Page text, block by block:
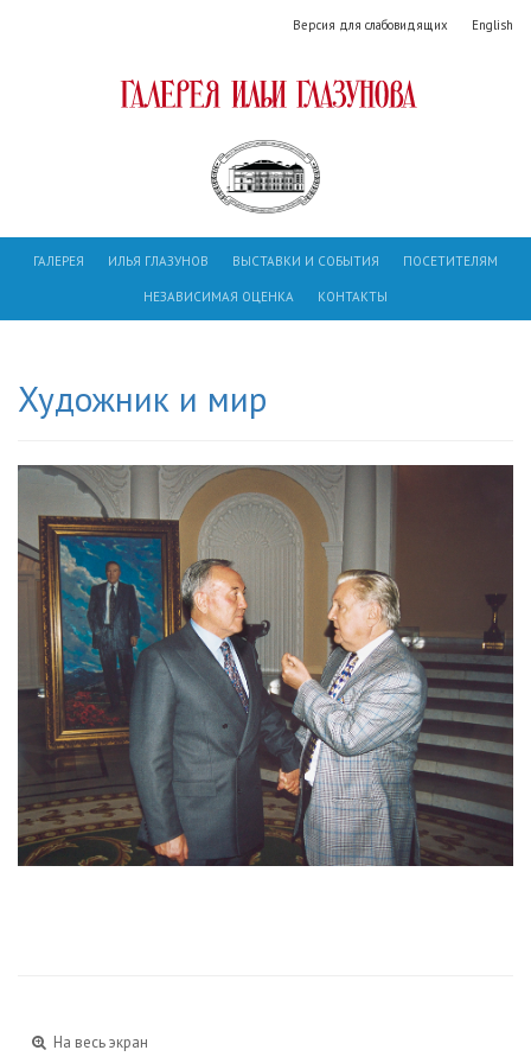
Версия для слабовидящих English
ГАЛЕРЕЯ ИЛЬЯ ГЛАЗУНОВ ВЫСТАВКИ И СОБЫТИЯ ПОСЕТИТЕЛЯМ
НЕЗАВИСИМАЯ ОЦЕНКА КОНТАКТЫ
Художник и мир
На весь экран